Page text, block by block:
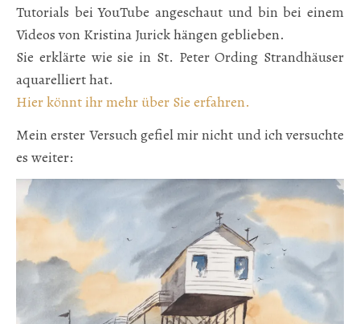
Tutorials bei YouTube angeschaut und bin bei einem
Videos von Kristina Jurick hängen geblieben.
Sie erklärte wie sie in St. Peter Ording Strandhäuser
aquarelliert hat.
Hier könnt ihr mehr über Sie erfahren.
Mein erster Versuch gefiel mir nicht und ich versuchte
es weiter: